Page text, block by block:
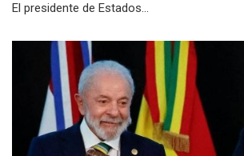
El presidente de Estados...